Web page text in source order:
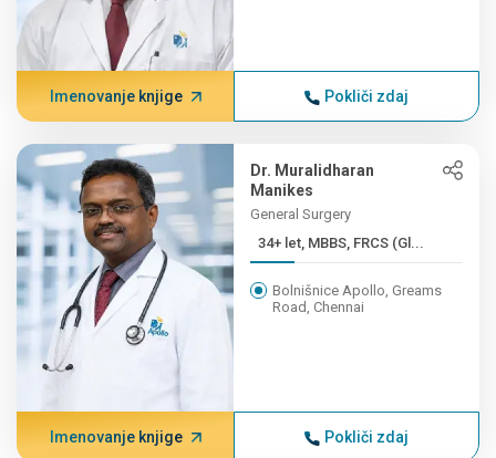
Imenovanje knjige Pokliči zdaj
Dr. Muralidharan
Manikes
General Surgery
34+ let, MBBS, FRCS (Gl...
Bolnišnice Apollo, Greams
Road, Chennai
Imenovanje knjige Pokliči zdaj